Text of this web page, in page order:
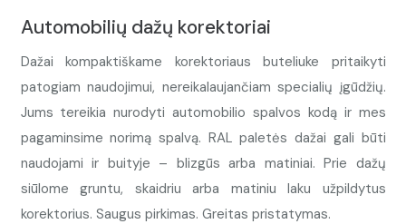
Automobilių dažų korektoriai
Dažai kompaktiškame korektoriaus buteliuke pritaikyti
patogiam naudojimui, nereikalaujančiam specialių įgūdžių.
Jums tereikia nurodyti automobilio spalvos kodą ir mes
pagaminsime norimą spalvą. RAL paletės dažai gali būti
naudojami ir buityje – blizgūs arba matiniai. Prie dažų
siūlome gruntu, skaidriu arba matiniu laku užpildytus
korektorius. Saugus pirkimas. Greitas pristatymas.